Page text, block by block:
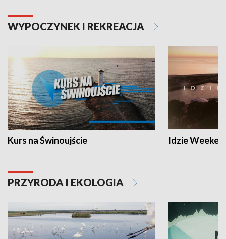
WYPOCZYNEK I REKREACJA
Kurs na Świnoujście Idzie
PRZYRODA I EKOLOGIA